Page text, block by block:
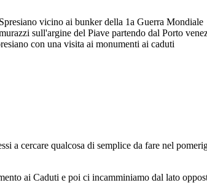
vicino ai bunker della 1a Guerra Mondiale
sull'argine del Piave partendo dal Porto
con una visita ai monumenti ai caduti
a cercare qualcosa di semplice da fare nel
ai Caduti e poi ci incamminiamo dal lato